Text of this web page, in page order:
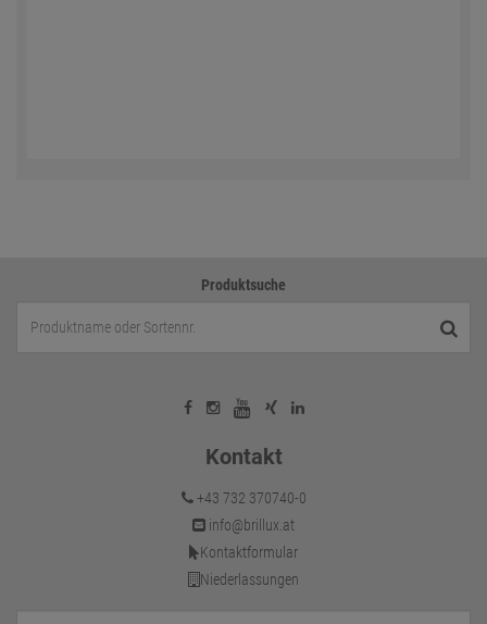
Produktsuche
Kontakt
+43 732 370740-0
info@brillux.at
Kontaktformular
Niederlassungen